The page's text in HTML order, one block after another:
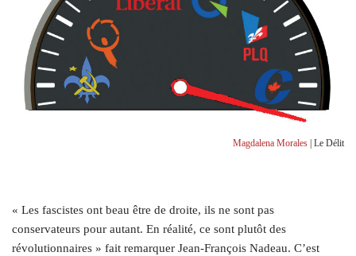
Magdalena Morales | Le Délit
« Les fascistes ont beau être de droite, ils ne sont pas
conservateurs pour autant. En réalité, ce sont plutôt des
révolutionnaires » fait remarquer Jean-François Nadeau. C’est